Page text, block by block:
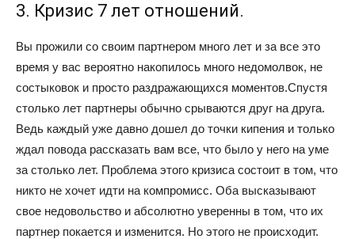
3. Кризис 7 лет отношений.
Вы прожили со своим партнером много лет и за все это
время у вас вероятно накопилось много недомолвок, не
состыковок и просто раздражающихся моментов.Спустя
столько лет партнеры обычно срываются друг на друга.
Ведь каждый уже давно дошел до точки кипения и только
ждал повода рассказать вам все, что было у него на уме
за столько лет. Проблема этого кризиса состоит в том, что
никто не хочет идти на компромисс. Оба высказывают
свое недовольство и абсолютно уверенны в том, что их
партнер покается и изменится. Но этого не происходит.